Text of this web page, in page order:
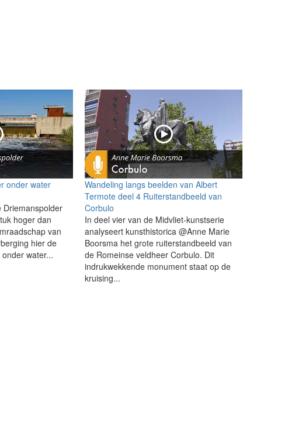
onder water
Driemanspolder
hoger dan
van
hier de
water...
Wandeling langs beelden van Albert
Termote deel 4 Ruiterstandbeeld van
Corbulo
In deel vier van de Midvliet-kunstserie
analyseert kunsthistorica @Anne Marie
Boorsma het grote ruiterstandbeeld van
de Romeinse veldheer Corbulo. Dit
indrukwekkende monument staat op de
kruising...